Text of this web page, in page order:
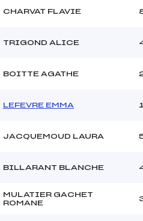
CHARVAT FLAVIE
TRIGOND ALICE
BOITTE AGATHE
LEFEVRE EMMA
JACQUEMOUD LAURA
BILLARANT BLANCHE
MULATIER GACHET
ROMANE